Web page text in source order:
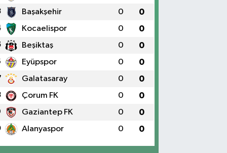
Başakşehir 0 0
Kocaelispor 0 0
Beşiktaş 0 0
Eyüpspor 0 0
Galatasaray 0 0
Çorum FK 0 0
Gaziantep FK 0 0
Alanyaspor 0 0